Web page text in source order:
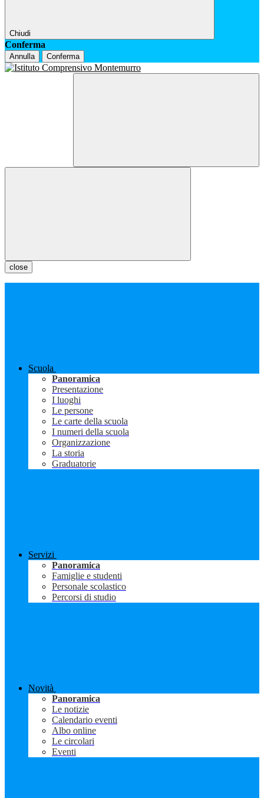
Chiudi
Conferma
Annulla Conferma
close
Scuola
Panoramica
Presentazione
I luoghi
Le persone
Le carte della scuola
I numeri della scuola
Organizzazione
La storia
Graduatorie
Servizi
Panoramica
Famiglie e studenti
Personale scolastico
Percorsi di studio
Novità
Panoramica
Le notizie
Calendario eventi
Albo online
Le circolari
Eventi